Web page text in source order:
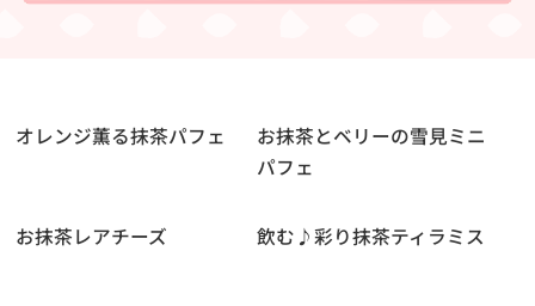
オレンジ薫る抹茶パフェ お抹茶とベリーの雪見ミニ
パフェ
お抹茶レアチーズ 飲む♪彩り抹茶ティラミス